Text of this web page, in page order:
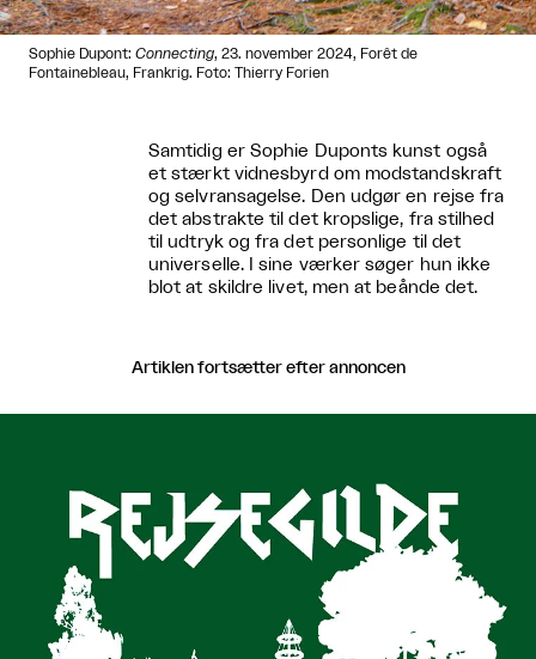
Sophie Dupont: Connecting, 23. november 2024, Forêt de
Fontainebleau, Frankrig. Foto: Thierry Forien
Samtidig er Sophie Duponts kunst også
et stærkt vidnesbyrd om modstandskraft
og selvransagelse. Den udgør en rejse fra
det abstrakte til det kropslige, fra stilhed
til udtryk og fra det personlige til det
universelle. I sine værker søger hun ikke
blot at skildre livet, men at beånde det.
Artiklen fortsætter efter annoncen